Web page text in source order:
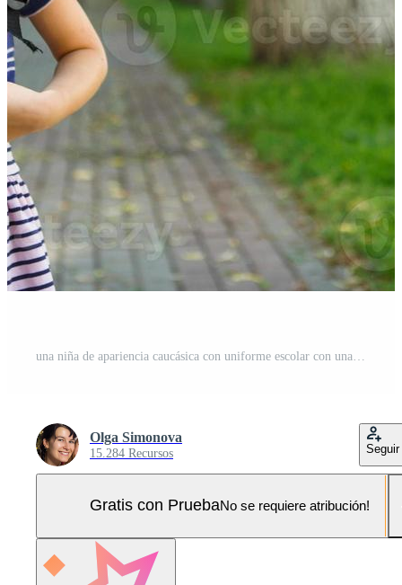
Olga Simonova
15.284 Recursos Seguir
Gratis con PruebaNo se requiere atribución!